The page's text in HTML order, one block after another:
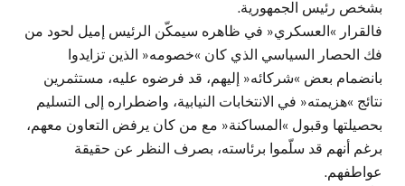
بشخص رئيس الجمهورية.
فالقرار »العسكري« في ظاهره سيمكّن الرئيس إميل لحود من
فك الحصار السياسي الذي كان »خصومه« الذين تزايدوا
بانضمام بعض »شركائه« إليهم، قد فرضوه عليه، مستثمرين
نتائج »هزيمته« في الانتخابات النيابية، واضطراره إلى التسليم
بحصيلتها وقبول »المساكنة« مع من كان يرفض التعاون معهم،
برغم أنهم قد سلّموا برئاسته، بصرف النظر عن حقيقة
عواطفهم.